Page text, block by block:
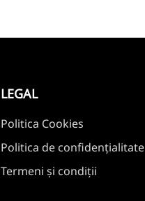
LEGAL
Politica Cookies
Politica de confidențialitate
Termeni și condiții